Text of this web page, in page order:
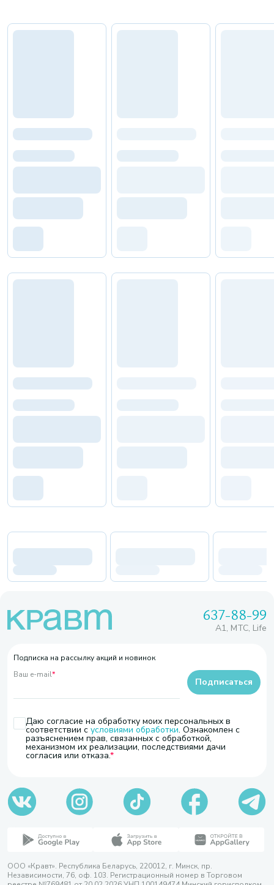
637-88-99
A1, МТС, Life
Подписка на рассылку акций и новинок
Ваш e-mail*
Даю согласие на обработку моих персональных в
соответствии с условиями обработки. Ознакомлен с
разъяснением прав, связанных с обработкой,
механизмом их реализации, последствиями дачи
согласия или отказа.
Подписаться
ООО «Кравт». Республика Беларусь, 220012, г. Минск, пр.
Независимости, 76, оф. 103. Регистрационный номер в Торговом